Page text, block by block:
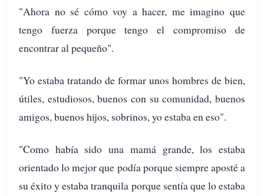
"Ahora no sé cómo voy a hacer, me imagino que
tengo fuerza porque tengo el compromiso de
encontrar al pequeño".
"Yo estaba tratando de formar unos hombres de bien,
útiles, estudiosos, buenos con su comunidad, buenos
amigos, buenos hijos, sobrinos, yo estaba en eso".
"Como había sido una mamá grande, los estaba
orientado lo mejor que podía porque siempre aposté a
su éxito y estaba tranquila porque sentía que lo estaba